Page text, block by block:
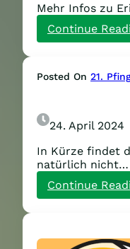
Mehr Infos zu
Continue
Posted On 21.
24. April 2024
In Kürze findet
natürlich nicht…
Continue